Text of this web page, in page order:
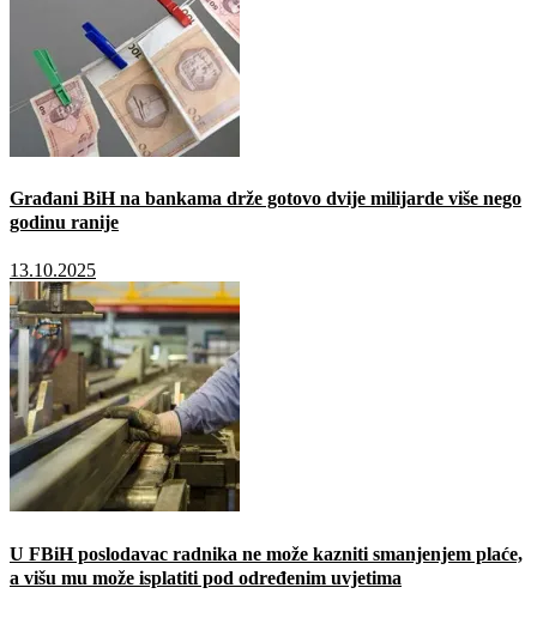
Građani BiH na bankama drže gotovo dvije milijarde više nego
godinu ranije
13.10.2025
U FBiH poslodavac radnika ne može kazniti smanjenjem plaće,
a višu mu može isplatiti pod određenim uvjetima